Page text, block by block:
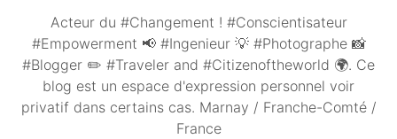
Acteur du #Changement ! #Conscientisateur
#Empowerment 📢 #Ingenieur 💡 #Photographe 📸
#Blogger ✏️ #Traveler and #Citizenoftheworld 🌍. Ce
blog est un espace d'expression personnel voir
privatif dans certains cas. Marnay / Franche-Comté /
France